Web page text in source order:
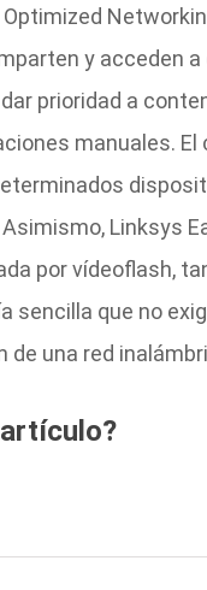
y acceden
prioridad a
manuales.
Linksys
por vídeoflash,
sencilla que no
de una red